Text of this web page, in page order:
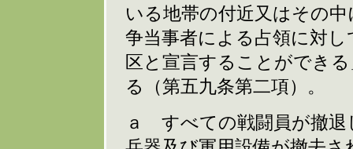
いる地帯の付近又はその
争当事者による占領に対
区と宣言することができ
る（第五九条第二項）。
ａ すべての戦闘員が撤退